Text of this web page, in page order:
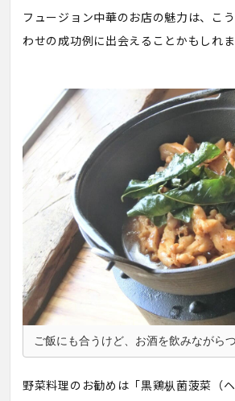
フュージョン中華のお店の魅力は、こ
わせの成功例に出会えることかもしれま
ご飯にも合うけど、お酒を飲みながら
野菜料理のお勧めは「黒鶏枞菌菠菜（